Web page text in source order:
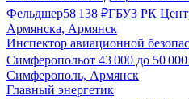
Фельдшер58 138 ₽ГБУЗ РК
Армянска, Армянск
Инспектор авиационной
Симферопольот 43 000 до 50 000
Симферополь, Армянск
Главный энергетик